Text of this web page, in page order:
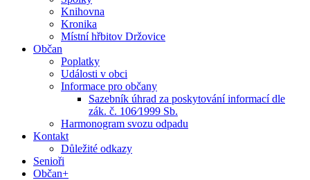
Knihovna
Kronika
Místní hřbitov Držovice
Občan
Poplatky
Události v obci
Informace pro občany
Sazebník úhrad za poskytování informací dle
zák. č. 106⁄1999 Sb.
Harmonogram svozu odpadu
Kontakt
Důležité odkazy
Senioři
Občan+